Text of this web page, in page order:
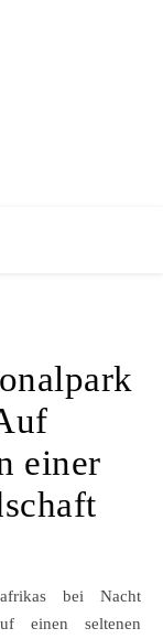
einer
einen seltenen